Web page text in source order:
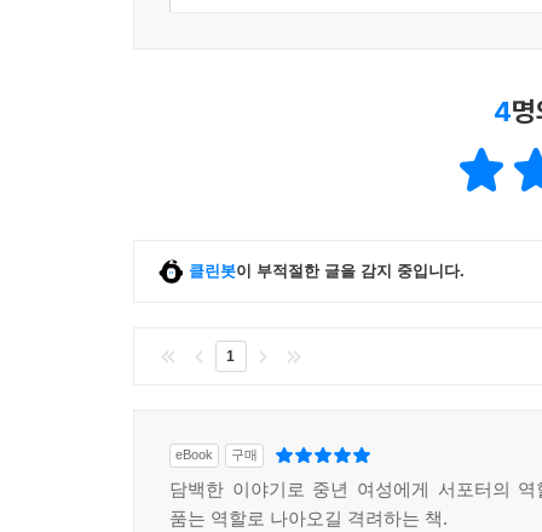
4
클린봇이 부적절한 글을 감지 중입니다.
1
eBook 구매
담백한 이야기로 중년 여성에게 서포터의 역
품는 역할로 나아오길 격려하는 책.